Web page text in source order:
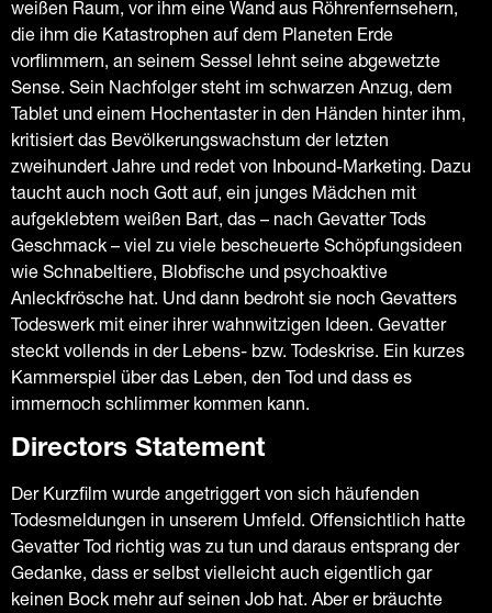
weißen Raum, vor ihm eine Wand aus Röhrenfernsehern,
die ihm die Katastrophen auf dem Planeten Erde
vorflimmern, an seinem Sessel lehnt seine abgewetzte
Sense. Sein Nachfolger steht im schwarzen Anzug, dem
Tablet und einem Hochentaster in den Händen hinter ihm,
kritisiert das Bevölkerungswachstum der letzten
zweihundert Jahre und redet von Inbound-Marketing. Dazu
taucht auch noch Gott auf, ein junges Mädchen mit
aufgeklebtem weißen Bart, das – nach Gevatter Tods
Geschmack – viel zu viele bescheuerte Schöpfungsideen
wie Schnabeltiere, Blobfische und psychoaktive
Anleckfrösche hat. Und dann bedroht sie noch Gevatters
Todeswerk mit einer ihrer wahnwitzigen Ideen. Gevatter
steckt vollends in der Lebens- bzw. Todeskrise. Ein kurzes
Kammerspiel über das Leben, den Tod und dass es
immernoch schlimmer kommen kann.
Directors Statement
Der Kurzfilm wurde angetriggert von sich häufenden
Todesmeldungen in unserem Umfeld. Offensichtlich hatte
Gevatter Tod richtig was zu tun und daraus entsprang der
Gedanke, dass er selbst vielleicht auch eigentlich gar
keinen Bock mehr auf seinen Job hat. Aber er bräuchte